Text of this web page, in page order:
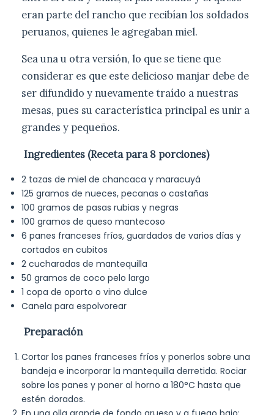
eran parte del rancho que recibían los soldados
peruanos, quienes le agregaban miel.
Sea una u otra versión, lo que se tiene que
considerar es que este delicioso manjar debe de
ser difundido y nuevamente traído a nuestras
mesas, pues su característica principal es unir a
grandes y pequeños.
Ingredientes (Receta para 8 porciones)
2 tazas de miel de chancaca y maracuyá
125 gramos de nueces, pecanas o castañas
100 gramos de pasas rubias y negras
100 gramos de queso mantecoso
6 panes franceses fríos, guardados de varios días y
cortados en cubitos
2 cucharadas de mantequilla
50 gramos de coco pelo largo
1 copa de oporto o vino dulce
Canela para espolvorear
Preparación
Cortar los panes franceses fríos y ponerlos sobre una
bandeja e incorporar la mantequilla derretida. Rociar
sobre los panes y poner al horno a 180°C hasta que
estén dorados.